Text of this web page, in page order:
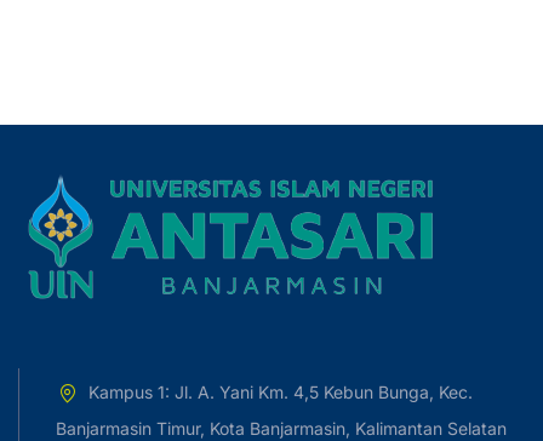
Kampus 1: Jl. A. Yani Km. 4,5 Kebun Bunga, Kec.
Banjarmasin Timur, Kota Banjarmasin, Kalimantan Selatan